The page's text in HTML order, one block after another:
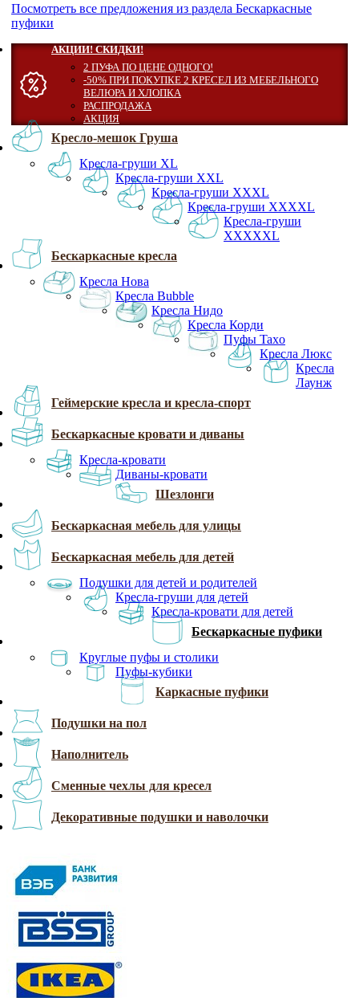
Посмотреть все предложения из раздела Бескаркасные
пуфики
АКЦИИ! СКИДКИ!
2 ПУФА ПО ЦЕНЕ ОДНОГО!
-50% ПРИ ПОКУПКЕ 2 КРЕСЕЛ ИЗ МЕБЕЛЬНОГО
ВЕЛЮРА И ХЛОПКА
РАСПРОДАЖА
АКЦИЯ
Кресло-мешок Груша
Кресла-груши XL
Кресла-груши XXL
Кресла-груши XXXL
Кресла-груши XXXXL
Кресла-груши
XXXXXL
Бескаркасные кресла
Кресла Нова
Кресла Bubble
Кресла Нидо
Кресла Корди
Пуфы Taxo
Кресла Люкс
Кресла
Лаунж
Геймерские кресла и кресла-спорт
Бескаркасные кровати и диваны
Кресла-кровати
Диваны-кровати
Шезлонги
Бескаркасная мебель для улицы
Бескаркасная мебель для детей
Подушки для детей и родителей
Кресла-груши для детей
Кресла-кровати для детей
Бескаркасные пуфики
Круглые пуфы и столики
Пуфы-кубики
Каркасные пуфики
Подушки на пол
Наполнитель
Сменные чехлы для кресел
Декоративные подушки и наволочки